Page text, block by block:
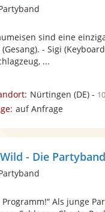
sind eine
(Gesang). - Sigi
...
Nürtingen (DE)-
auf Anfrage
- Die Partyband
Programm!“ Als junge